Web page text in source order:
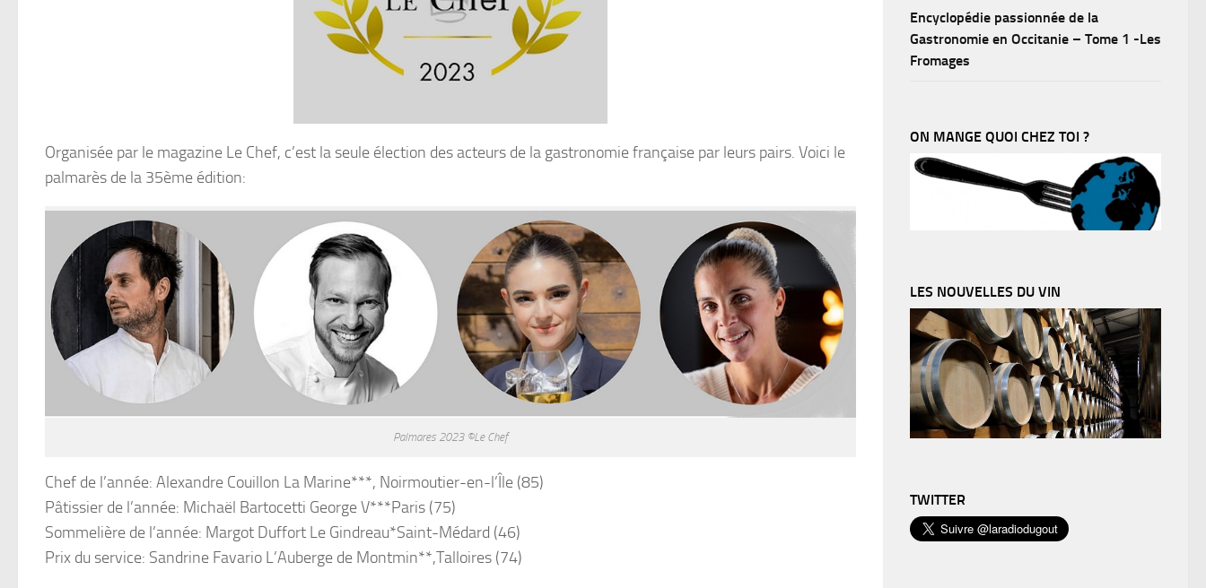
Organisée par le magazine Le Chef, c’est la seule élection des acteurs de la gastronomie française par leurs pairs. Voici le
palmarès de la 35ème édition:
Palmares 2023 ©Le Chef
Chef de l’année: Alexandre Couillon La Marine***, Noirmoutier-en-l’Île (85)
Pâtissier de l’année: Michaël Bartocetti George V***Paris (75)
Sommelière de l’année: Margot Duffort Le Gindreau*Saint-Médard (46)
Prix du service: Sandrine Favario L’Auberge de Montmin**,Talloires (74)
Encyclopédie passionnée de la
Gastronomie en Occitanie – Tome 1 -Les
Fromages
ON MANGE QUOI CHEZ TOI ?
LES NOUVELLES DU VIN
TWITTER